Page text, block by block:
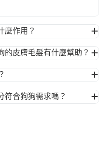
麼作用？
的皮膚毛髮有什麼幫助？
符合狗狗需求嗎？